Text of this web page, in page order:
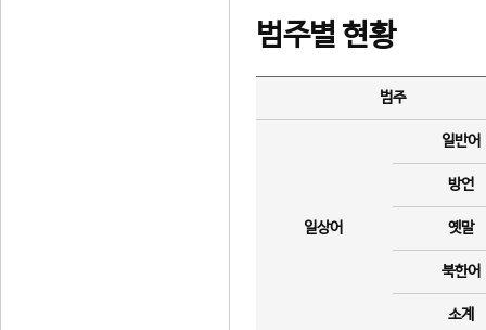
범주별 현황
범주
일상어
일반어
방언
옛말
북한어
소계